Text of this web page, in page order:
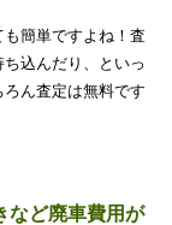
簡単ですよね！査
込んだり、といっ
ん査定は無料です
など廃車費用が